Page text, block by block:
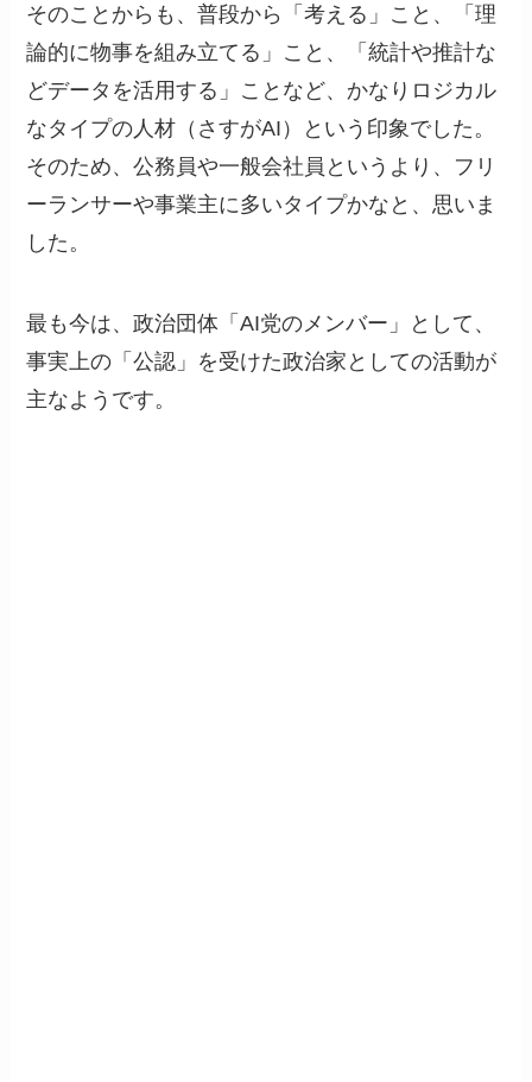
そのことからも、普段から「考える」こと、「理
論的に物事を組み立てる」こと、「統計や推計な
どデータを活用する」ことなど、かなりロジカル
なタイプの人材（さすがAI）という印象でした。
そのため、公務員や一般会社員というより、フリ
ーランサーや事業主に多いタイプかなと、思いま
した。
最も今は、政治団体「AI党のメンバー」として、
事実上の「公認」を受けた政治家としての活動が
主なようです。